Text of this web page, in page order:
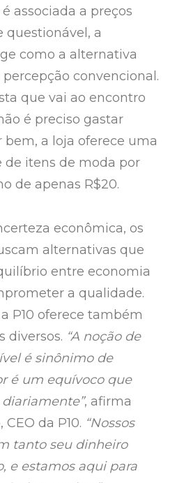
associada a preços
questionável, a
como a alternativa
convencional.
que vai ao encontro
é preciso gastar
a loja oferece uma
de itens de moda por
de apenas R$20.
econômica, os
alternativas que
entre economia
a qualidade.
P10 oferece também
diversos. “A noção de
é sinônimo de
é um equívoco que
, afirma
da P10. “Nossos
tanto seu dinheiro
e estamos aqui para